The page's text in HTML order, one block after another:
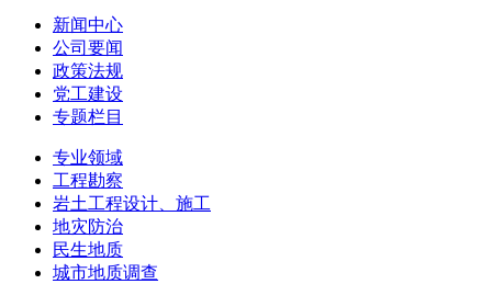
新闻中心
公司要闻
政策法规
党工建设
专题栏目
专业领域
工程勘察
岩土工程设计、施工
地灾防治
民生地质
城市地质调查